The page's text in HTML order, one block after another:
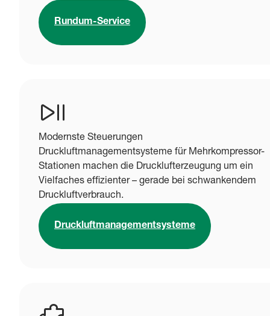
Rundum-Service
Modernste Steuerungen
Druckluftmanagementsysteme für Mehrkompressor-
Stationen machen die Drucklufterzeugung um ein
Vielfaches effizienter – gerade bei schwankendem
Druckluftverbrauch.
Druckluftmanagementsysteme